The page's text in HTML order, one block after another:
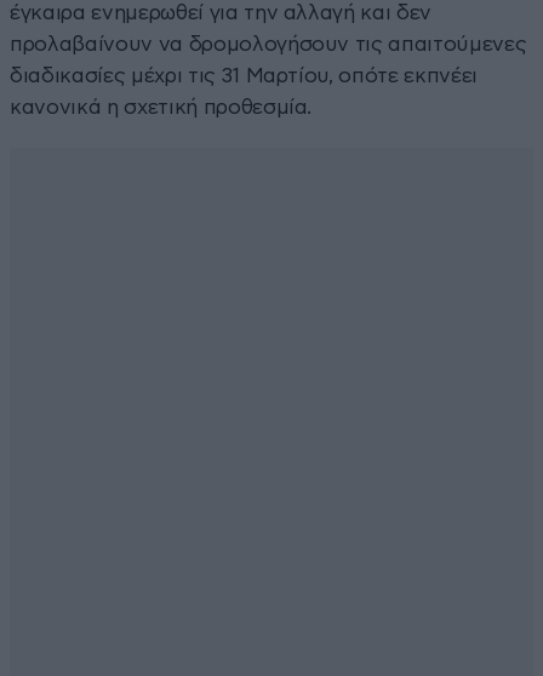
έγκαιρα ενημερωθεί για την αλλαγή και δεν
προλαβαίνουν να δρομολογήσουν τις απαιτούμενες
διαδικασίες μέχρι τις 31 Μαρτίου, οπότε εκπνέει
κανονικά η σχετική προθεσμία.